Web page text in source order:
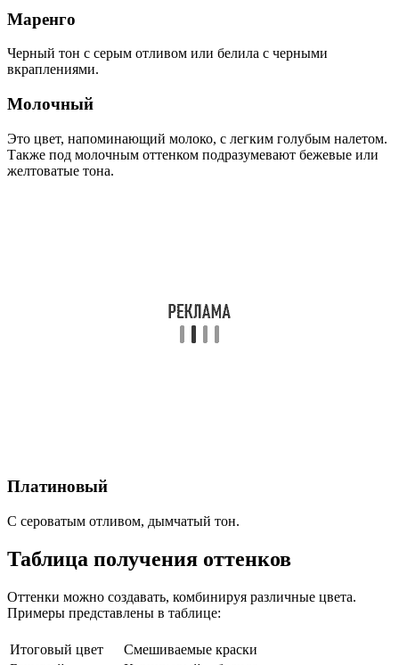
Маренго
Черный тон с серым отливом или белила с черными
вкраплениями.
Молочный
Это цвет, напоминающий молоко, с легким голубым налетом.
Также под молочным оттенком подразумевают бежевые или
желтоватые тона.
Платиновый
С сероватым отливом, дымчатый тон.
Таблица получения оттенков
Оттенки можно создавать, комбинируя различные цвета.
Примеры представлены в таблице:
Итоговый цвет
Смешиваемые краски